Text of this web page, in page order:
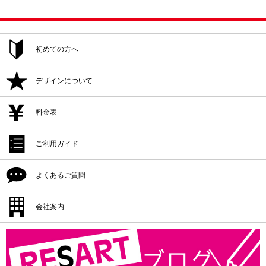
初めての方へ
ご注文方法
追加注文・再注文
デザインについて
デザイン作成
デザイン入稿
プリント方法
プリントサイズ
書体一覧
料金表
デザイン作成
デザイン入稿
プリント方法
プリント色
プリントサイズ
ご利用ガイド
シルクプリント料金
インクジェットプリント料金
カッティングプリント料金
版代
よくあるご質問
配送・納期
返品・交換・キャンセル
支払方法
会社案内